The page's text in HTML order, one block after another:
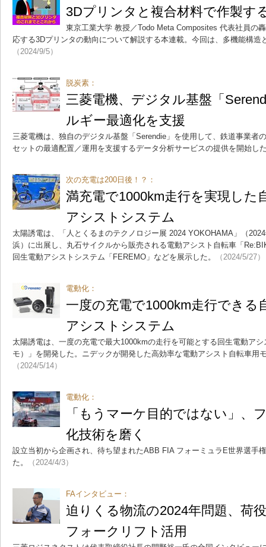
3Dプリンタと複合材料で作製す
東京工業大学 教授／Todo Meta Composites 代表社員の
応する3Dプリンタの動向について解説する本連載。今回は、多機能構造
（2024/9/5）
脱炭素：
三菱電機、デジタル基盤「
ルギー最適化を支援
三菱電機は、独自のデジタル基盤「Serendie」を使用して、鉄道事業者
セットの最適配置／運用を支援するデータ分析サービスの提供を開始し
次の充電は200日後！？：
満充電で1000km走行を実現した
アシストシステム
太陽誘電は、「人とくるまのテクノロジー展 2024 YOKOHAMA」（
浜）に出展し、丸石サイクルから販売される電動アシスト自転車「
回生電動アシストシステム「FEREMO」などを展示した。
（2024/5/27）
電動化：
一度の充電で1000km走行できる
アシストシステム
太陽誘電は、一度の充電で最大1000kmの走行を可能とする回生電動ア
モ）」を開発した。ニデックが開発した高効率な電動アシスト自転車用
（2024/5/14）
電動化：
「もうマーケ目的ではない」、
化技術を磨く
設立当初から企画され、待ち望まれたABB FIA フォーミュラE世界選手
た。
（2024/4/3）
FAインタビュー：
迫りくる物流の2024年問題、荷
フォークリフト活用